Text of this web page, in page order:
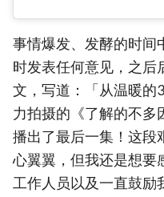
事情爆发、发酵的时间
时发表任何意见，之后
文，写道：「从温暖的
力拍摄的《了解的不多
播出了最后一集！这段
心翼翼，但我还是想要
工作人员以及一直鼓励